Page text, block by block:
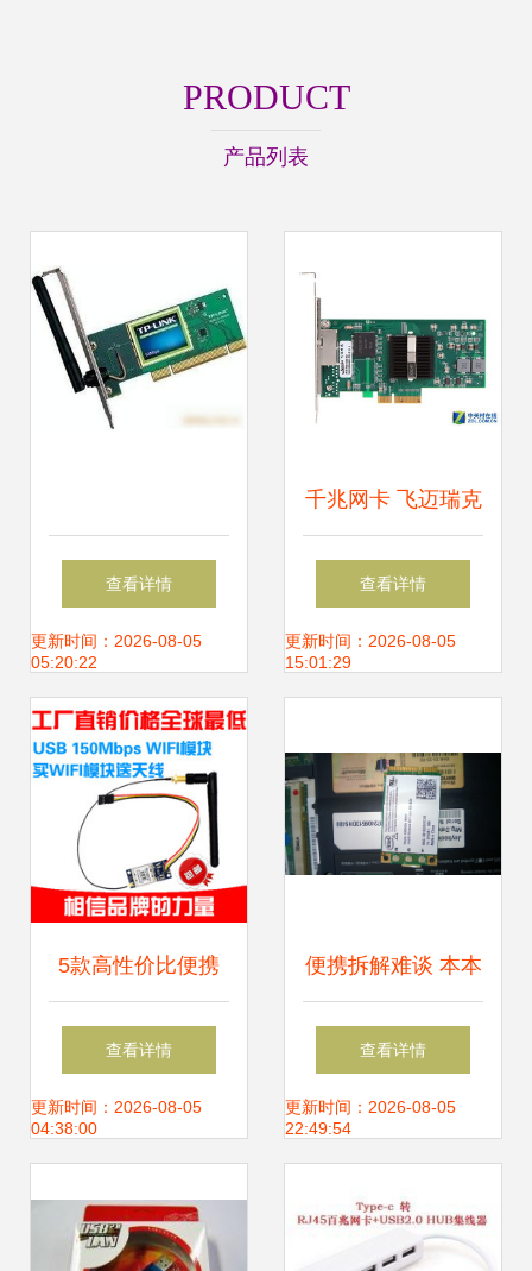
PRODUCT
产品列表
查看详情
更新时间：2026-08-05
05:20:22
千兆网卡 飞迈瑞克
fm i350 t2售1000
元
查看详情
更新时间：2026-08-05
15:01:29
5款高性价比便携
式迷你USB无线网
卡推荐 电脑WiFi信
查看详情
更新时间：2026-08-05
04:38:00
便携拆解难谈 本本
的转型装备—碎觿
Benq S41网卡实测
查看详情
更新时间：2026-08-05
22:49:54